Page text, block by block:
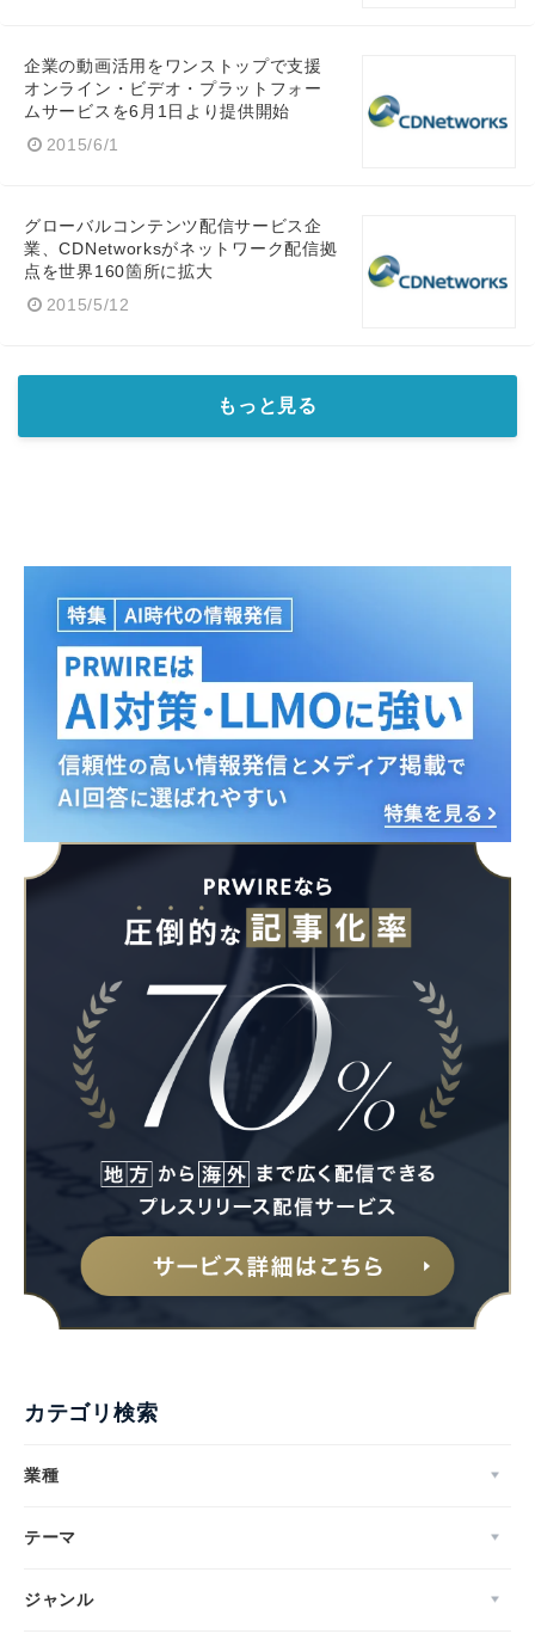
企業の動画活用をワンストップで支援
オンライン・ビデオ・プラットフォー
ムサービスを6月1日より提供開始
2015/6/1
グローバルコンテンツ配信サービス企
業、CDNetworksがネットワーク配信拠
点を世界160箇所に拡大
2015/5/12
もっと見る
カテゴリ検索
業種
テーマ
ジャンル